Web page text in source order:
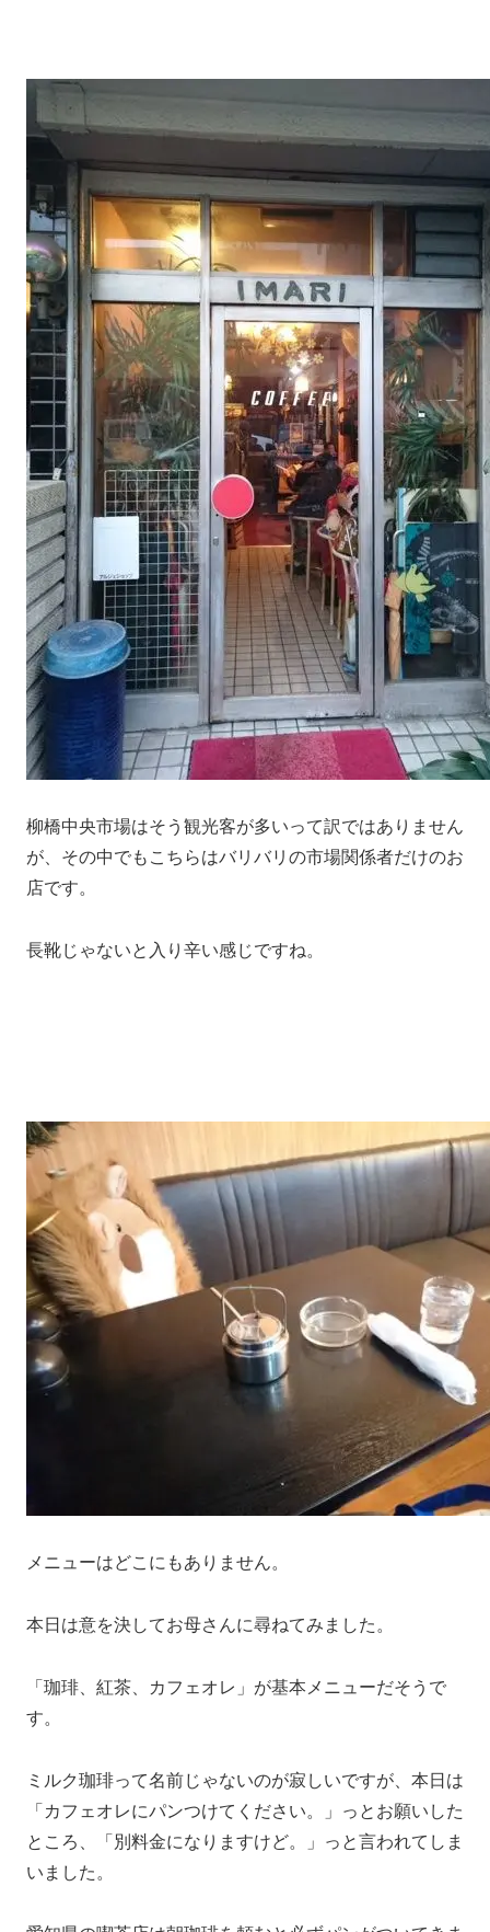
柳橋中央市場はそう観光客が多いって訳ではありません
が、その中でもこちらはバリバリの市場関係者だけのお
店です。
長靴じゃないと入り辛い感じですね。
メニューはどこにもありません。
本日は意を決してお母さんに尋ねてみました。
「珈琲、紅茶、カフェオレ」が基本メニューだそうで
す。
ミルク珈琲って名前じゃないのが寂しいですが、本日は
「カフェオレにパンつけてください。」っとお願いした
ところ、「別料金になりますけど。」っと言われてしま
いました。